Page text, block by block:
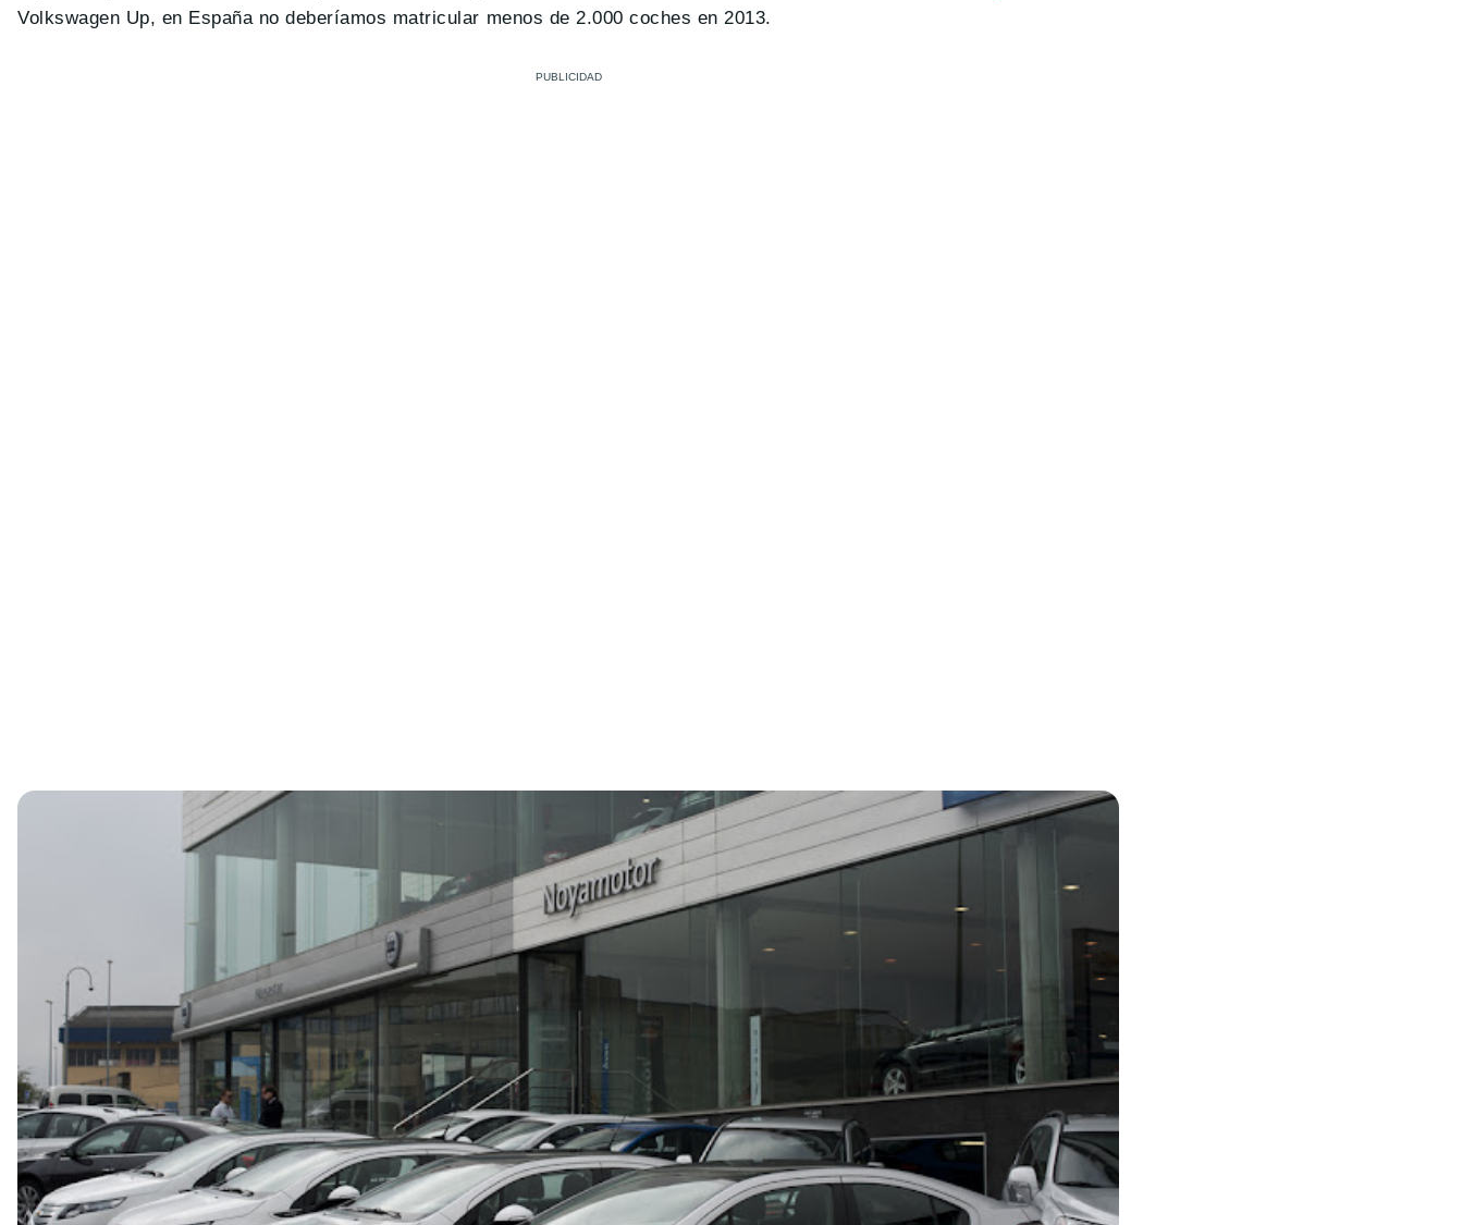
Volkswagen Up, en España no deberíamos matricular menos de 2.000 coches en 2013.